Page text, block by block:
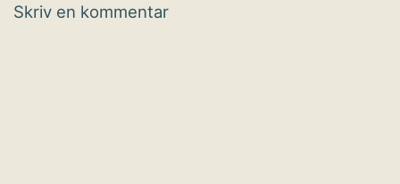
Skriv en kommentar